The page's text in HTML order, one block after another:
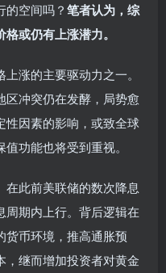
空间吗？笔者认为，综
或仍有上涨潜力。
涨的主要驱动力之一。
区冲突仍在发酵，局势愈
性因素的影响，或致全球
功能也将受到重视。
在此前美联储的数次降息
周期内上行。背后逻辑在
货币环境，推高通胀预
，继而增加投资者对黄金